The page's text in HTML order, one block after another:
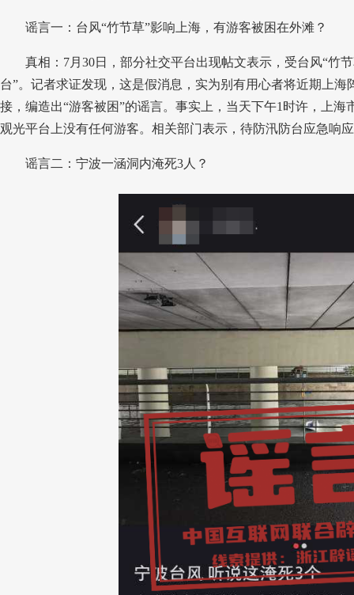
谣言一：台风“竹节草”影响上海，有游客被困在外滩？
真相：7月30日，部分社交平台出现帖文表示，受台风“竹节
台”。记者求证发现，这是假消息，实为别有用心者将近期上
接，编造出“游客被困”的谣言。事实上，当天下午1时许，上
观光平台上没有任何游客。相关部门表示，待防汛防台应急响
谣言二：宁波一涵洞内淹死3人？